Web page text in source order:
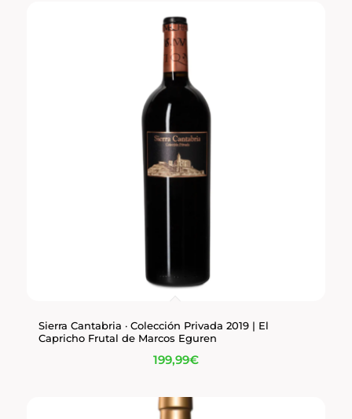
Sierra Cantabria · Colección Privada 2019 | El
Capricho Frutal de Marcos Eguren
199,99€